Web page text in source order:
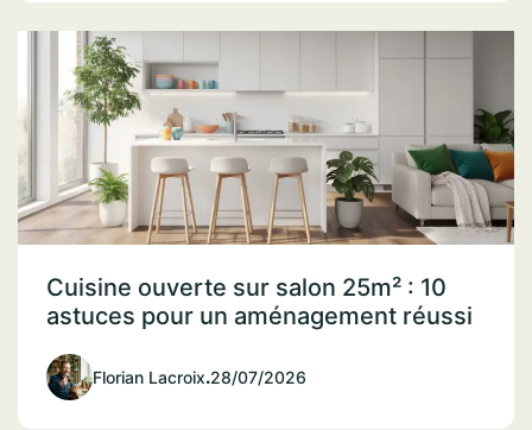
Cuisine ouverte sur salon 25m² : 10
astuces pour un aménagement réussi
Florian Lacroix.28/07/2026